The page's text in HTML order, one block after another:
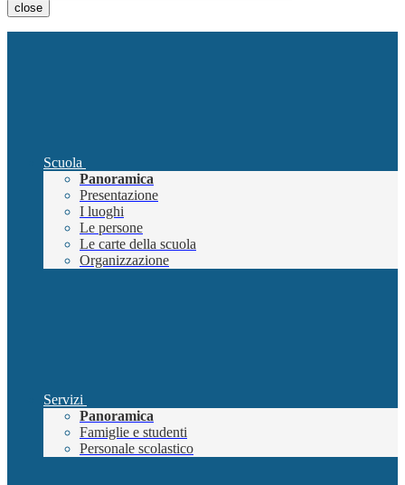
close
Scuola
Panoramica
Presentazione
I luoghi
Le persone
Le carte della scuola
Organizzazione
Servizi
Panoramica
Famiglie e studenti
Personale scolastico